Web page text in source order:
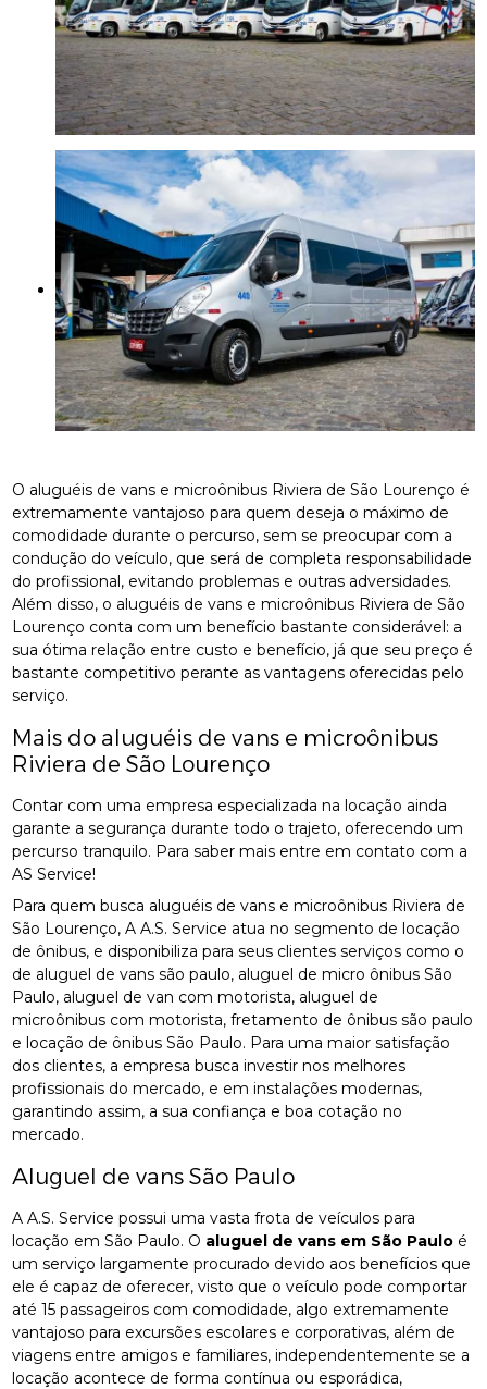
O aluguéis de vans e microônibus Riviera de São Lourenço é
extremamente vantajoso para quem deseja o máximo de
comodidade durante o percurso, sem se preocupar com a
condução do veículo, que será de completa responsabilidade
do profissional, evitando problemas e outras adversidades.
Além disso, o aluguéis de vans e microônibus Riviera de São
Lourenço conta com um benefício bastante considerável: a
sua ótima relação entre custo e benefício, já que seu preço é
bastante competitivo perante as vantagens oferecidas pelo
serviço.
Mais do aluguéis de vans e microônibus
Riviera de São Lourenço
Contar com uma empresa especializada na locação ainda
garante a segurança durante todo o trajeto, oferecendo um
percurso tranquilo. Para saber mais entre em contato com a
AS Service!
Para quem busca aluguéis de vans e microônibus Riviera de
São Lourenço, A A.S. Service atua no segmento de locação
de ônibus, e disponibiliza para seus clientes serviços como o
de aluguel de vans são paulo, aluguel de micro ônibus São
Paulo, aluguel de van com motorista, aluguel de
microônibus com motorista, fretamento de ônibus são paulo
e locação de ônibus São Paulo. Para uma maior satisfação
dos clientes, a empresa busca investir nos melhores
profissionais do mercado, e em instalações modernas,
garantindo assim, a sua confiança e boa cotação no
mercado.
Aluguel de vans São Paulo
A A.S. Service possui uma vasta frota de veículos para
locação em São Paulo. O aluguel de vans em São Paulo é
um serviço largamente procurado devido aos benefícios que
ele é capaz de oferecer, visto que o veículo pode comportar
até 15 passageiros com comodidade, algo extremamente
vantajoso para excursões escolares e corporativas, além de
viagens entre amigos e familiares, independentemente se a
locação acontece de forma contínua ou esporádica,